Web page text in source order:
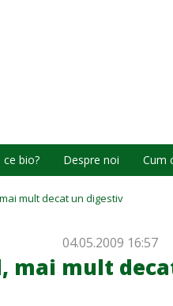
ce bio? Despre noi Cum
mult decat un digestiv
mai mult
04.05.2009 16:57